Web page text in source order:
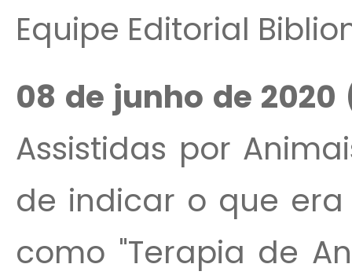
Equipe Editorial
08 de junho de 2020
Assistidas por
de indicar o que
como "Terapia de